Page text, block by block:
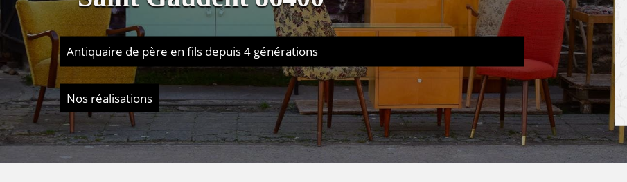
Antiquaire de père en fils depuis 4 générations
Nos réalisations